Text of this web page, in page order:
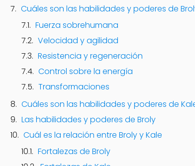
Cuáles son las habilidades y poderes de
Fuerza sobrehumana
Velocidad y agilidad
Resistencia y regeneración
Control sobre la energía
Transformaciones
Cuáles son las habilidades y poderes de
Las habilidades y poderes de Broly
Cuál es la relación entre Broly y Kale
Fortalezas de Broly